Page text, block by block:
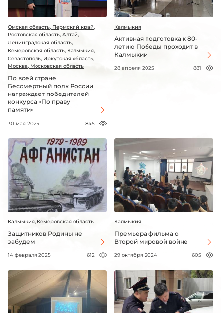
Омская область, Пермский край,
Ростовская область, Алтай,
Ленинградская область,
Кемеровская область, Калмыкия,
Севастополь, Иркутская область,
Москва, Московская область
По всей стране
Бессмертный полк России
награждает победителей
конкурса «По праву
памяти»
30 мая 2025 845
Калмыкия
Активная подготовка к 80-
летию Победы проходит в
Калмыкии
28 апреля 2025 881
Калмыкия, Кемеровская область
Защитников Родины не
забудем
14 февраля 2025 612
Калмыкия
Премьера фильма о
Второй мировой войне
29 октября 2024 605